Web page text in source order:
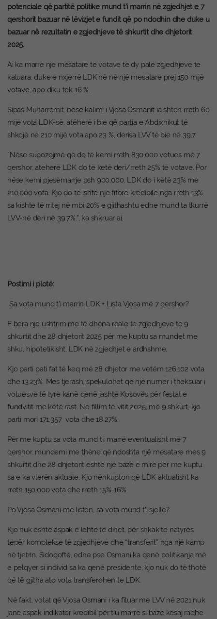
potenciale që partitë politike mund t’i marrin në zgjedhjet e 7
qershorit bazuar në lëvizjet e fundit që po ndodhin dhe duke u
bazuar në rezultatin e zgjedhjeve të shkurtit dhe dhjetorit
2025.
Ai ka marrë një mesatare të votave të dy palë zgjedhjeve të
kaluara, duke e nxjerrë LDK’në në një mesatare prej 150 mijë
votave, apo diku tek 16 %.
Sipas Muharremit, nëse kalimi i Vjosa Osmanit ia shton rreth 60
mijë vota LDK-së, atëherë i bie që partia e Abdixhikut të
shkojë në 210 mijë vota apo 23 %, derisa LVV të bie në 39.7
“Nëse supozojmë që do të kemi rreth 830,000 votues më 7
qershor, atëherë LDK do të ketë deri/rreth 25% të votave. Por
nëse kemi pjesëmarrje psh 900,000, LDK do i këtë 23% me
210,000 vota. Kjo do të ishte një fitore kredibile nga rreth 13%
sa kishte të rritej në mbi 20% e gjithashtu edhe mund ta tkurrë
LVV-në deri në 39.7%.”, ka shkruar ai.
Postimi i plotë:
Sa vota mund t’i marrin LDK + Lista Vjosa më 7 qershor?
E bëra një ushtrim me të dhëna reale të zgjedhjeve të 9
shkurtit dhe 28 dhjetorit 2025 për me kuptu sa mundet me
shku, hipotetikisht, LDK në zgjedhjet e ardhshme.
Kjo parti pati fat të keq më 28 dhjetor me vetëm 126,102 vota
dhe 13.23%. Mes tjerash, spekulohet që një numër i theksuar i
votuesve të tyre kanë qenë jashtë Kosovës për festat e
fundvitit me këtë rast. Në fillim të vitit 2025, më 9 shkurt, kjo
parti mori 171,357 vota dhe 18.27%.
Për me kuptu sa vota mund t’i marrë eventualisht më 7
qershor, mundemi me thënë që ndoshta një mesatare mes 9
shkurtit dhe 28 dhjetorit është një bazë e mirë për me kuptu
sa e ka vlerën aktuale. Kjo nënkupton që LDK aktualisht ka
rreth 150,000 vota dhe rreth 15%-16%.
Po Vjosa Osmani me listën, sa vota mund t’i sjellë?
Kjo nuk është aspak e lehtë të dihet, për shkak të natyrës
tepër komplekse të zgjedhjeve dhe “transferit” nga një kamp
në tjetrin. Sidoqoftë, edhe pse Osmani ka qenë politikanja më
e pëlqyer si individ sa ka qenë presidente, kjo nuk do të thotë
që të gjitha ato vota transferohen te LDK.
Në fakt, votat që Vjosa Osmani i ka fituar me LVV në 2021 nuk
janë aspak indikator kredibil për t’u marrë si bazë kësaj radhe.